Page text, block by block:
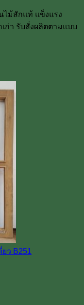
ไม้สักแท้ แข็งแรง
ก่า รับสั่งผลิตตามแบบ